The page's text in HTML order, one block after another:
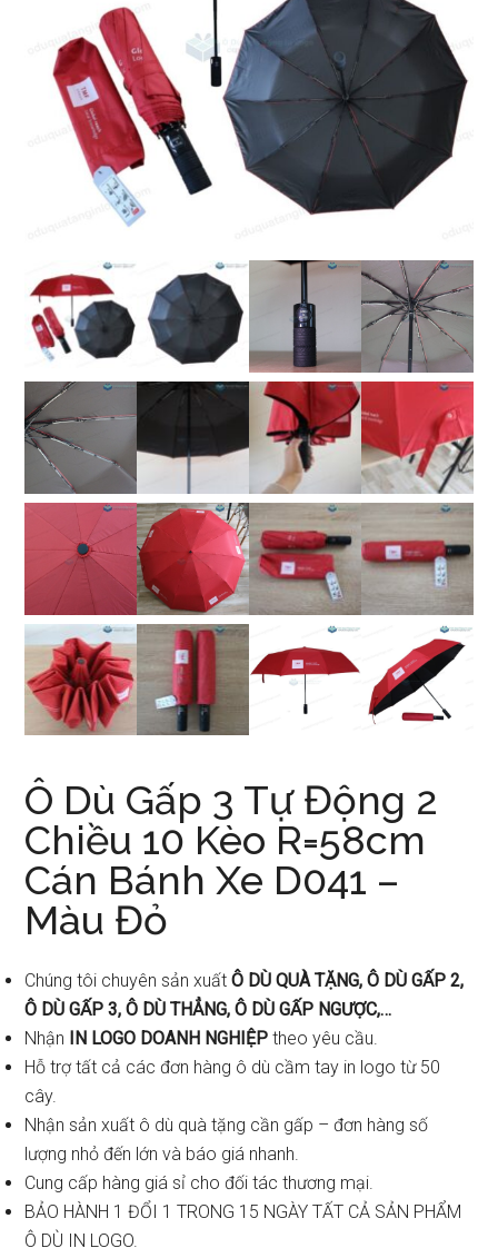
Ô Dù Gấp 3 Tự Động 2
Chiều 10 Kèo R=58cm
Cán Bánh Xe D041 –
Màu Đỏ
Chúng tôi chuyên sản xuấtÔ DÙ QUÀ TẶNG, Ô DÙ GẤP 2,
Ô DÙ GẤP 3, Ô DÙ THẲNG, Ô DÙ GẤP NGƯỢC,…
Nhận IN LOGO DOANH NGHIỆP theo yêu cầu.
Hỗ trợ tất cả các đơn hàng ô dù cầm tay in logo từ 50
cây.
Nhận sản xuất ô dù quà tặng cần gấp – đơn hàng số
lượng nhỏ đến lớn và báo giá nhanh.
Cung cấp hàng giá sỉ cho đối tác thương mại.
BẢO HÀNH 1 ĐỔI 1 TRONG 15 NGÀY TẤT CẢ SẢN PHẨM
Ô DÙ IN LOGO.